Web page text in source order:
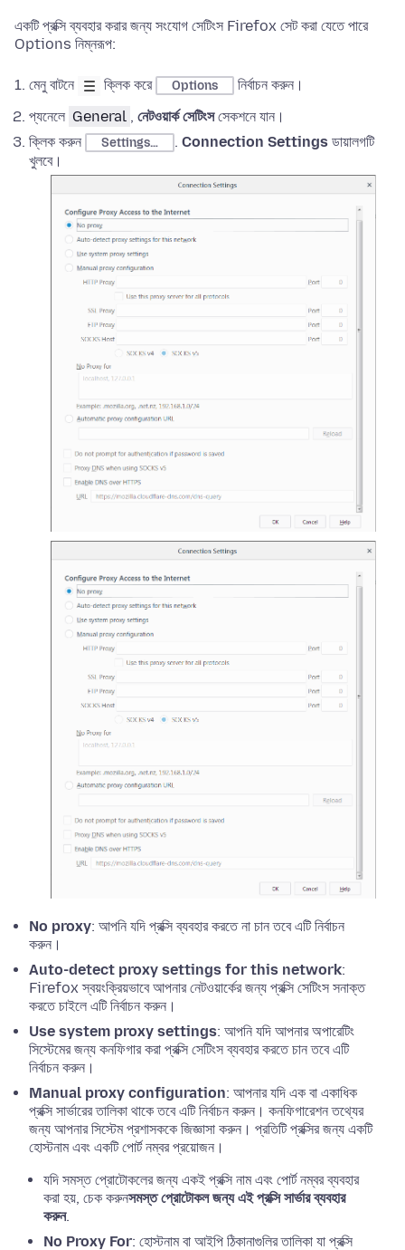
একটি প্রক্সি ব্যবহার করার জন্য সংযোগ সেটিংস Firefox সেট করা যেতে পারে
Options নিম্নরূপ:
মেনু বাটনে ক্লিক করে Options
নির্বাচন করুন।
প্যনেলে General , নেটওয়ার্ক সেটিংসসেকশনে যান।
ক্লিক করুন
Settings… . Connection Settings ডায়ালগটি
খুলবে।
No proxy: আপনি যদি প্রক্সি ব্যবহার করতে না চান তবে এটি নির্বাচন
করুন।
Auto-detect proxy settings for this network:
Firefox স্বয়ংক্রিয়ভাবে আপনার নেটওয়ার্কের জন্য প্রক্সি সেটিংস সনাক্ত
করতে চাইলে এটি নির্বাচন করুন।
Use system proxy settings: আপনি যদি আপনার অপারেটিং
সিস্টেমের জন্য কনফিগার করা প্রক্সি সেটিংস ব্যবহার করতে চান তবে এটি
নির্বাচন করুন।
Manual proxy configuration: আপনার যদি এক বা একাধিক
প্রক্সি সার্ভারের তালিকা থাকে তবে এটি নির্বাচন করুন। কনফিগারেশন তথ্যের
জন্য আপনার সিস্টেম প্রশাসককে জিজ্ঞাসা করুন। প্রতিটি প্রক্সির জন্য একটি
হোস্টনাম এবং একটি পোর্ট নম্বর প্রয়োজন।
যদি সমস্ত প্রোটোকলের জন্য একই প্রক্সি নাম এবং পোর্ট নম্বর ব্যবহার
করা হয়, চেক করুনসমস্ত প্রোটোকল জন্য এই প্রক্সি সার্ভার ব্যবহার
করুন.
No Proxy For: হোস্টনাম বা আইপি ঠিকানাগুলির তালিকা যা প্রক্সি